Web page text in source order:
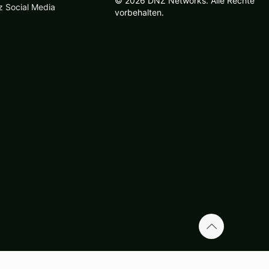
Social Media
vorbehalten.